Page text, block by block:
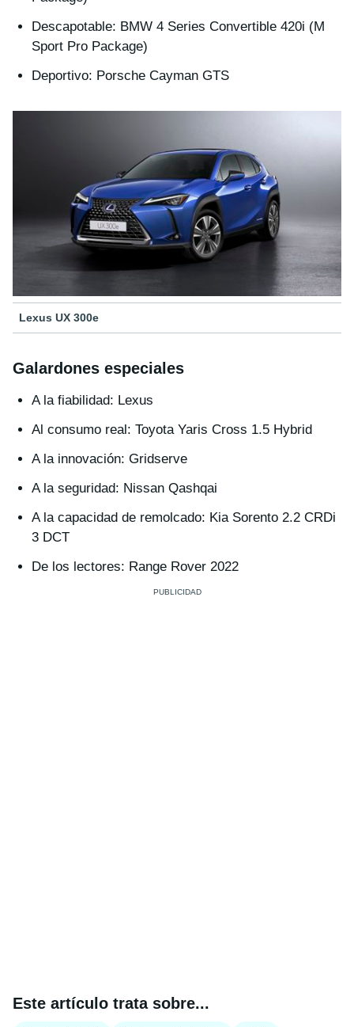
Descapotable: BMW 4 Series Convertible 420i (M
Sport Pro Package)
Deportivo: Porsche Cayman GTS
Lexus UX 300e
Galardones especiales
A la fiabilidad: Lexus
Al consumo real: Toyota Yaris Cross 1.5 Hybrid
A la innovación: Gridserve
A la seguridad: Nissan Qashqai
A la capacidad de remolcado: Kia Sorento 2.2 CRDi
3 DCT
De los lectores: Range Rover 2022
Este artículo trata sobre...